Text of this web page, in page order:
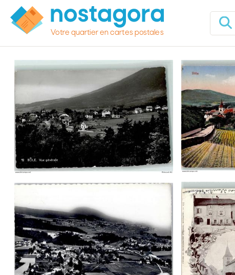
Votre quartier en cartes postales